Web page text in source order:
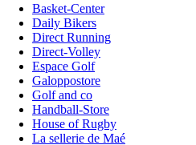
Basket-Center
Daily Bikers
Direct Running
Direct-Volley
Espace Golf
Galoppostore
Golf and co
Handball-Store
House of Rugby
La sellerie de Maé